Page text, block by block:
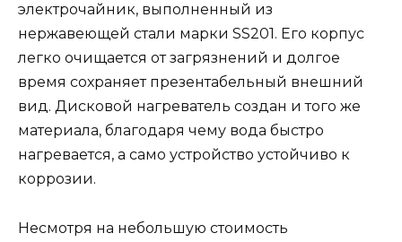
электрочайник, выполненный из
нержавеющей стали марки SS201. Его корпус
легко очищается от загрязнений и долгое
время сохраняет презентабельный внешний
вид. Дисковой нагреватель создан и того же
материала, благодаря чему вода быстро
нагревается, а само устройство устойчиво к
коррозии.
Несмотря на небольшую стоимость